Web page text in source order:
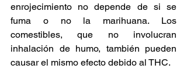
enrojecimiento no depende de si se
fuma o no la marihuana. Los
comestibles, que no involucran
inhalación de humo, también pueden
causar el mismo efecto debido al THC.